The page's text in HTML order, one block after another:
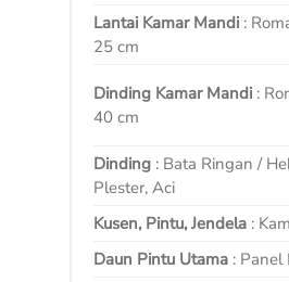
Lantai Kamar Mandi :
25 cm
Dinding Kamar Mandi :
40 cm
Dinding : Bata Ringan /
Plester, Aci
Kusen, Pintu, Jendela :
Daun Pintu Utama : Panel